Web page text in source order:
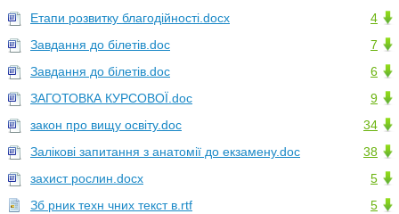
4
Етапи розвитку благодійності.docx
7
Завдання до білетів.doc
6
Завдання до білетів.doc
9
ЗАГОТОВКА КУРСОВОЇ.doc
34
закон про вищу освіту.doc
38
Залікові запитання з анатомії до екзамену.doc
5
захист рослин.docx
5
Зб рник техн чних текст в.rtf